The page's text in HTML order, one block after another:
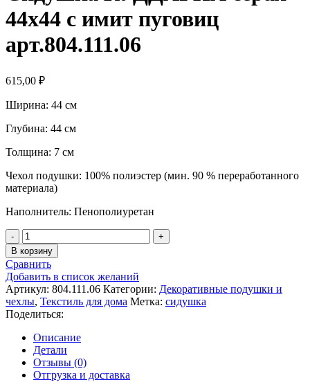
44х44 с имит пуговиц
арт.804.111.06
615,00 ₽
Ширина: 44 см
Глубина: 44 см
Толщина: 7 см
Чехол подушки: 100% полиэстер (мин. 90 % переработанного
материала)
Наполнитель: Пенополиуретан
Количество
товара
Сидушка
КУДДАРНА
серая
44х44
с
имит
пуговиц
арт.804.111.06
В корзину
Сравнить
Добавить в список желаний
Артикул: 804.111.06 Категории: Декоративные подушки и
чехлы, Текстиль для дома Метка: сидушка
Поделиться:
Описание
Детали
Отзывы (0)
Отгрузка и доставка